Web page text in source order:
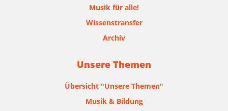
Musik für alle!
Wissenstransfer
Archiv
Unsere Themen
Übersicht "Unsere Themen"
Musik & Bildung